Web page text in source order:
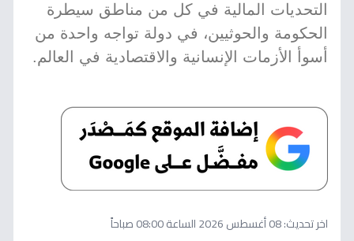
التحديات المالية في كل من مناطق سيطرة
الحكومة والحوثيين، في دولة تواجه واحدة من
أسوأ الأزمات الإنسانية والاقتصادية في العالم.
اخر تحديث:08 أغسطس 2026 الساعة 08:00 صباحاً